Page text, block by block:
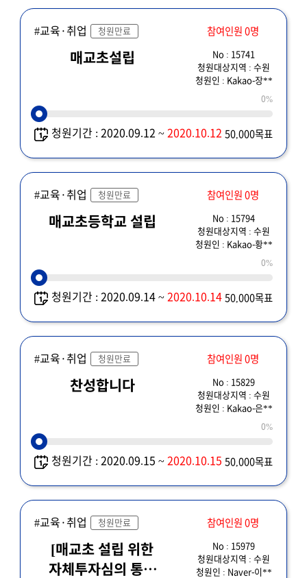
#교육·취업 청원만료 참여인원 0명
매교초설립
No : 15741
청원대상지역 : 수원
청원인 : Kakao-장**
0%
청원기간 : 2020.09.12 ~2020.10.12 50,000목표
#교육·취업 청원만료 참여인원 0명
매교초등학교 설립
No : 15794
청원대상지역 : 수원
청원인 : Kakao-황**
0%
청원기간 : 2020.09.14 ~2020.10.14 50,000목표
#교육·취업 청원만료 참여인원 0명
찬성합니다
No : 15829
청원대상지역 : 수원
청원인 : Kakao-은**
0%
청원기간 : 2020.09.15 ~2020.10.15 50,000목표
#교육·취업 청원만료 참여인원 0명
[매교초 설립 위한
자체투자심의 통과
No : 15979
청원대상지역 : 수원
청원인 : Naver-이**